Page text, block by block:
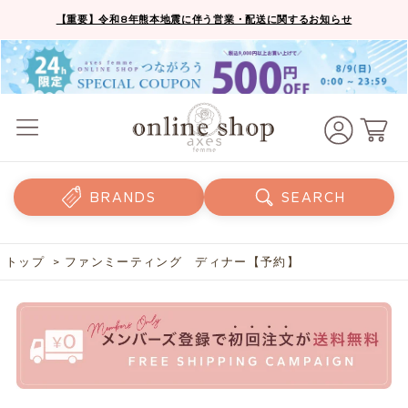
【重要】令和8年熊本地震に伴う営業・配送に関するお知らせ
BRANDS SEARCH
トップ> ファンミーティング ディナー【予約】